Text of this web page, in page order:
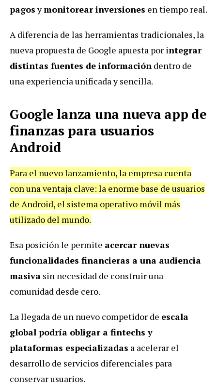
pagosymonitorear inversiones en tiempo real.
A diferencia de las herramientas tradicionales, la
nueva propuesta de Google apuesta por integrar
distintas fuentes de información dentro de
una experiencia unificada y sencilla.
Google lanza una nueva app de
finanzas para usuarios
Android
Para el nuevo lanzamiento, la empresa cuenta
con una ventaja clave: la enorme base de usuarios
de Android, el sistema operativo móvil más
utilizado del mundo.
Esa posición le permite acercar nuevas
funcionalidades financieras a una audiencia
masiva sin necesidad de construir una
comunidad desde cero.
La llegada de un nuevo competidor de escala
global podría obligar a fintechs y
plataformas especializadas a acelerar el
desarrollo de servicios diferenciales para
conservar usuarios.